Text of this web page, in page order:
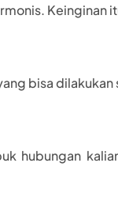
Keinginan
bisa
hubungan